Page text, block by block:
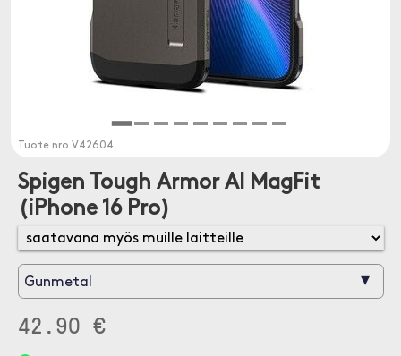
Tuote nro V42604
Spigen Tough Armor AI MagFit
(iPhone 16 Pro)
Gunmetal ▾
42.90 €